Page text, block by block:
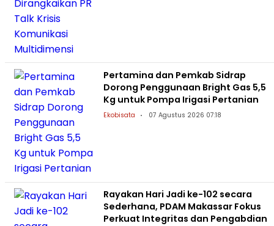
Pertamina dan Pemkab Sidrap
Dorong Penggunaan Bright Gas 5,5
Kg untuk Pompa Irigasi Pertanian
Ekobisata 07 Agustus 2026 07:18
Rayakan Hari Jadi ke-102 secara
Sederhana, PDAM Makassar Fokus
Perkuat Integritas dan Pengabdian